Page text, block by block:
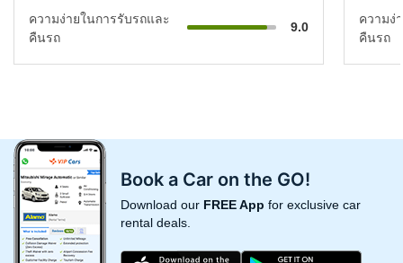
ความง่ายในการรับรถและ
คืนรถ
9.0
ความง่
คืนรถ
Book a Car on the GO!
Download our FREE App for exclusive car
rental deals.